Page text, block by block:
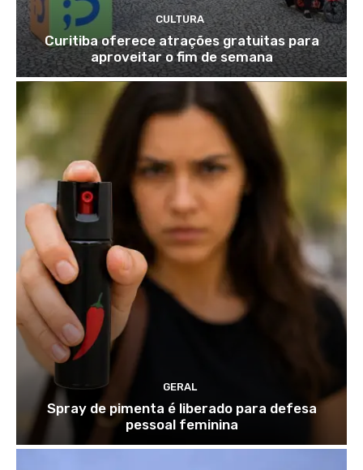
CULTURA
Curitiba oferece atrações gratuitas para
aproveitar o fim de semana
GERAL
Spray de pimenta é liberado para defesa
pessoal feminina